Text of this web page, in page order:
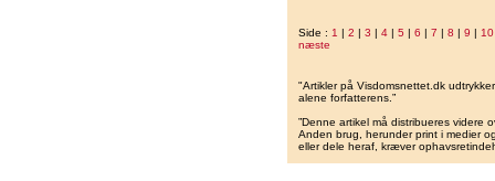
Side : 1 | 2 | 3 | 4 | 5 | 6 | 7 | 8 | 9 | 10
næste
"Artikler på Visdomsnettet.dk
alene forfatterens.”
”Denne artikel må distribueres videre
Anden brug, herunder print i medier
eller dele heraf, kræver